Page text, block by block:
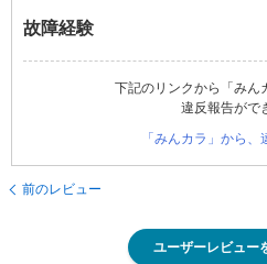
故障経験
下記のリンクから「みん
違反報告がで
「みんカラ」から
前のレビュー
ユーザーレビュー